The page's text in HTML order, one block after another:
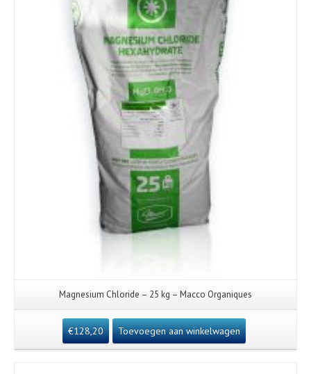
Details
Magnesium Chloride – 25 kg – Macco Organiques
€128,20 Toevoegen aan winkelwagen